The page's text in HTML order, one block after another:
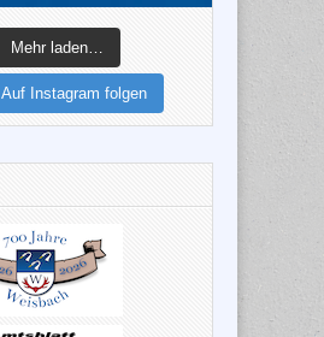
Mehr laden…
Auf Instagram folgen